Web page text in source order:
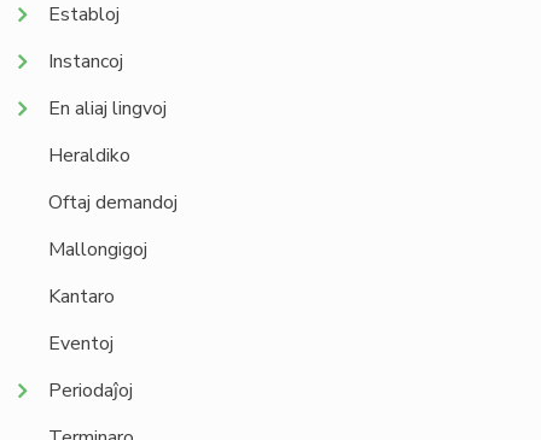
Establoj
Instancoj
En aliaj lingvoj
Heraldiko
Oftaj demandoj
Mallongigoj
Kantaro
Eventoj
Periodaĵoj